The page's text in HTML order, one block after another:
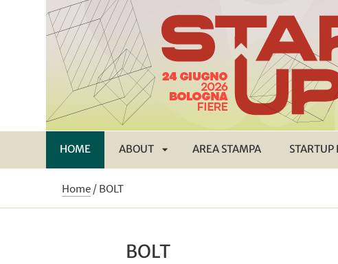
HOME ABOUT AREA STAMPA
Home/BOLT
BOLT